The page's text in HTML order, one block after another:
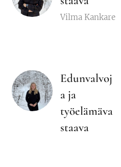
Vilma Kankare
Edunvalvoj
a ja
työelämäva
staava